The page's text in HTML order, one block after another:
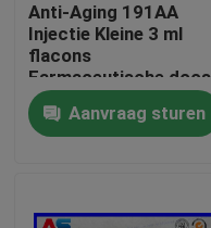
Huis
Ongeveer ons
Anti-Aging 191AA
Injectie Kleine 3 ml
flacons
Farmaceutische doos
En etiketten Druk
Genetropine
Aanvraag sturen